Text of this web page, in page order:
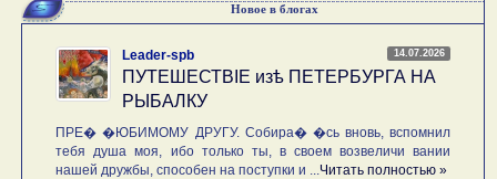
Новое в блогах
14.07.2026
Leader-spb
ПУТЕШЕСТВIE изѣ ПЕТЕРБУРГА НА
РЫБАЛКУ
ПРЕ� �ЮБИМОМУ ДРУГУ. Собира� �сь вновь, вспомнил
тебя душа моя, ибо только ты, в своем возвеличи вании
нашей дружбы, способен на поступки и ... Читать полностью »